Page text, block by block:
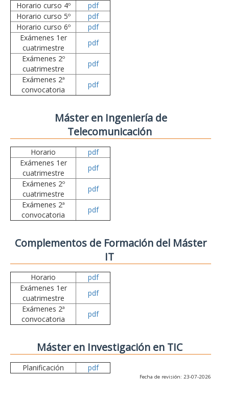
Horario curso 4º
pdf
Horario curso 5º
pdf
Horario curso 6º
pdf
Exámenes 1er
cuatrimestre
pdf
Exámenes 2º
cuatrimestre
pdf
Exámenes 2ª
convocatoria
pdf
Máster en Ingeniería de
Telecomunicación
Horario
pdf
Exámenes 1er
cuatrimestre
pdf
Exámenes 2º
cuatrimestre
pdf
Exámenes 2ª
convocatoria
pdf
Complementos de Formación del Máster
IT
Horario
pdf
Exámenes 1er
cuatrimestre
pdf
Exámenes 2ª
convocatoria
pdf
Máster en Investigación en TIC
Planificación pdf
Fecha de revisión: 23-07-2026